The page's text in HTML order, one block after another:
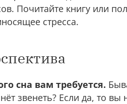
Почитайте книгу или
стресса.
сна вам требуется.
звенеть? Если да, то